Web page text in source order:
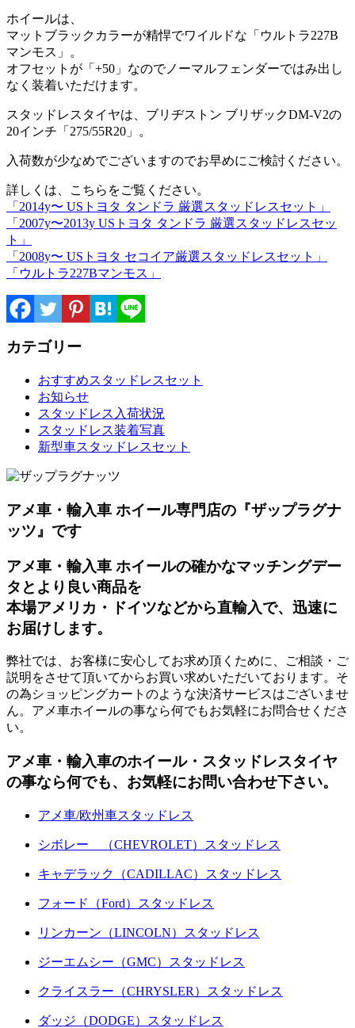
ホイールは、
マットブラックカラーが精悍でワイルドな「ウルトラ227B
マンモス」。
オフセットが「+50」なのでノーマルフェンダーではみ出し
なく装着いただけます。
スタッドレスタイヤは、ブリヂストン ブリザックDM-V2の
20インチ「275/55R20」。
入荷数が少なめでございますのでお早めにご検討ください。
詳しくは、こちらをご覧ください。
「2014y〜 USトヨタ タンドラ 厳選スタッドレスセット」
「2007y〜2013y USトヨタ タンドラ 厳選スタッドレスセッ
ト」
「2008y〜 USトヨタ セコイア厳選スタッドレスセット」
「ウルトラ227Bマンモス」
カテゴリー
おすすめスタッドレスセット
お知らせ
スタッドレス入荷状況
スタッドレス装着写真
新型車スタッドレスセット
アメ車・輸入車 ホイール専門店の『ザップラグナ
ッツ』です
アメ車・輸入車 ホイールの確かなマッチングデー
タとより良い商品を
本場アメリカ・ドイツなどから直輸入で、迅速に
お届けします。
弊社では、お客様に安心してお求め頂くために、ご相談・ご
説明をさせて頂いてからお買い求めいただいております。そ
の為ショッピングカートのような決済サービスはございませ
ん。アメ車ホイールの事なら何でもお気軽にお問合せくださ
い。
アメ車・輸入車のホイール・スタッドレスタイヤ
の事なら何でも、お気軽にお問い合わせ下さい。
アメ車/欧州車スタッドレス
シボレー （CHEVROLET）スタッドレス
キャデラック（CADILLAC）スタッドレス
フォード（Ford）スタッドレス
リンカーン（LINCOLN）スタッドレス
ジーエムシー（GMC）スタッドレス
クライスラー（CHRYSLER）スタッドレス
ダッジ（DODGE）スタッドレス